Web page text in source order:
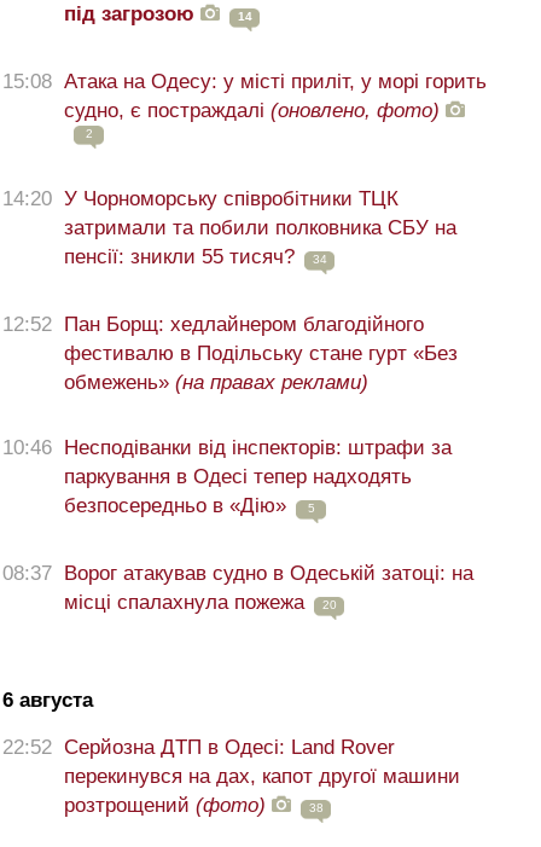
під загрозою
14
15:08 Атака на Одесу: у місті приліт, у морі горить
судно, є постраждалі (оновлено, фото)
2
14:20 У Чорноморську співробітники ТЦК
затримали та побили полковника СБУ на
пенсії: зникли 55 тисяч?
34
12:52 Пан Борщ: хедлайнером благодійного
фестивалю в Подільську стане гурт «Без
обмежень» (на правах реклами)
10:46 Несподіванки від інспекторів: штрафи за
паркування в Одесі тепер надходять
безпосередньо в «Дію»
5
08:37 Ворог атакував судно в Одеській затоці: на
місці спалахнула пожежа
20
6 августа
22:52 Серйозна ДТП в Одесі: Land Rover
перекинувся на дах, капот другої машини
розтрощений (фото) 38